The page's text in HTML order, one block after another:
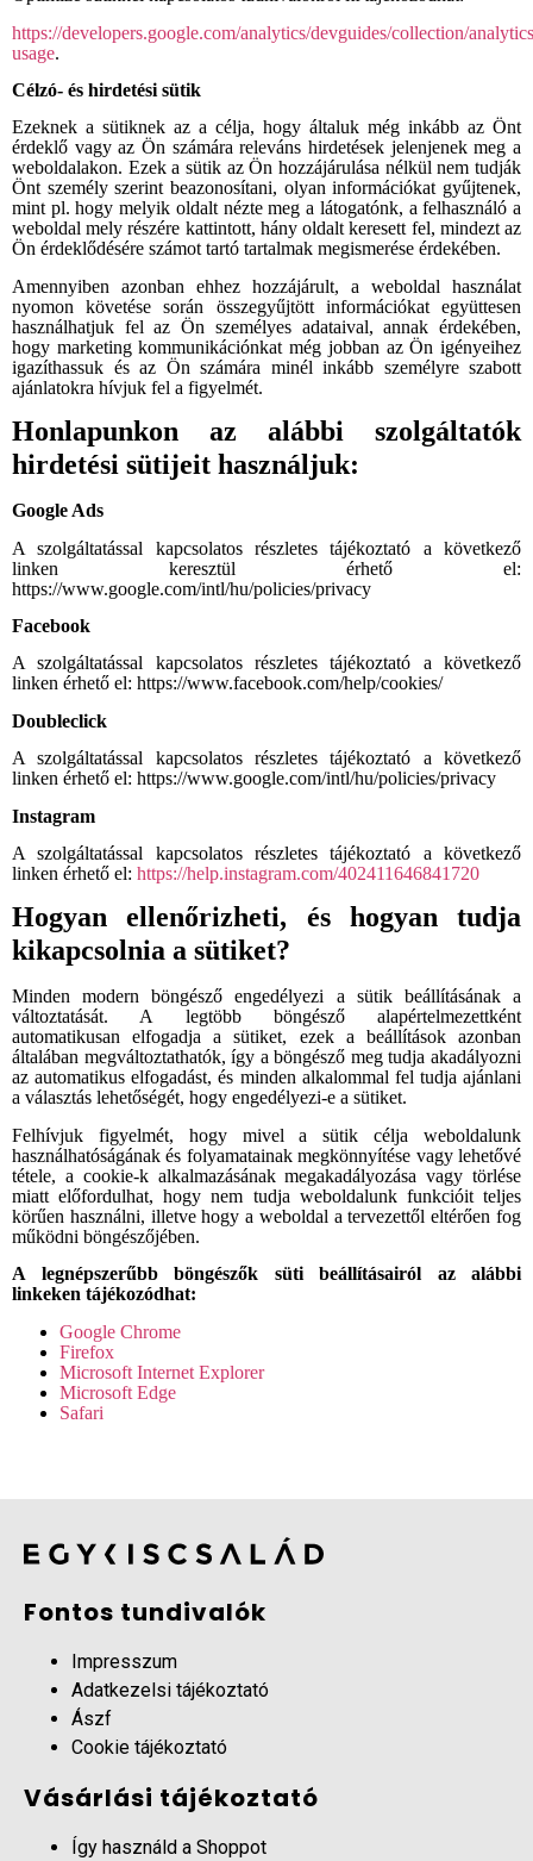
https://developers.google.com/analytics/devguides/collection/
usage.
Célzó- és hirdetési sütik
Ezeknek a sütiknek az a célja, hogy általuk még inkább az Önt
érdeklő vagy az Ön számára releváns hirdetések jelenjenek meg a
weboldalakon. Ezek a sütik az Ön hozzájárulása nélkül nem tudják
Önt személy szerint beazonosítani, olyan információkat gyűjtenek,
mint pl. hogy melyik oldalt nézte meg a látogatónk, a felhasználó a
weboldal mely részére kattintott, hány oldalt keresett fel, mindezt az
Ön érdeklődésére számot tartó tartalmak megismerése érdekében.
Amennyiben azonban ehhez hozzájárult, a weboldal használat
nyomon követése során összegyűjtött információkat együttesen
használhatjuk fel az Ön személyes adataival, annak érdekében,
hogy marketing kommunikációnkat még jobban az Ön igényeihez
igazíthassuk és az Ön számára minél inkább személyre szabott
ajánlatokra hívjuk fel a figyelmét.
Honlapunkon az alábbi szolgáltatók
hirdetési sütijeit használjuk:
Google Ads
A szolgáltatással kapcsolatos részletes tájékoztató a következő
linken keresztül érhető el:
https://www.google.com/intl/hu/policies/privacy
Facebook
A szolgáltatással kapcsolatos részletes tájékoztató a következő
linken érhető el: https://www.facebook.com/help/cookies/
Doubleclick
A szolgáltatással kapcsolatos részletes tájékoztató a következő
linken érhető el: https://www.google.com/intl/hu/policies/privacy
Instagram
A szolgáltatással kapcsolatos részletes tájékoztató a következő
linken érhető el: https://help.instagram.com/402411646841720
Hogyan ellenőrizheti, és hogyan tudja
kikapcsolnia a sütiket?
Minden modern böngésző engedélyezi a sütik beállításának a
változtatását. A legtöbb böngésző alapértelmezettként
automatikusan elfogadja a sütiket, ezek a beállítások azonban
általában megváltoztathatók, így a böngésző meg tudja akadályozni
az automatikus elfogadást, és minden alkalommal fel tudja ajánlani
a választás lehetőségét, hogy engedélyezi-e a sütiket.
Felhívjuk figyelmét, hogy mivel a sütik célja weboldalunk
használhatóságának és folyamatainak megkönnyítése vagy lehetővé
tétele, a cookie-k alkalmazásának megakadályozása vagy törlése
miatt előfordulhat, hogy nem tudja weboldalunk funkcióit teljes
körűen használni, illetve hogy a weboldal a tervezettől eltérően fog
működni böngészőjében.
A legnépszerűbb böngészők süti beállításairól az alábbi
linkeken tájékozódhat:
Google Chrome
Firefox
Microsoft Internet Explorer
Microsoft Edge
Safari
Fontos tundivalók
Impresszum
Adatkezelsi tájékoztató
Ászf
Cookie tájékoztató
Vásárlási tájékoztató
Így használd a Shoppot